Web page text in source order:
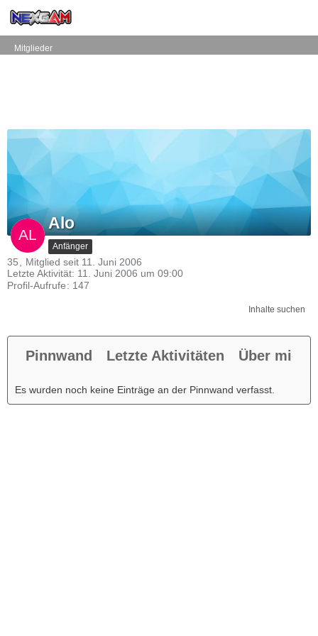
Mitglieder
Alo
Anfänger
35
Mitglied seit 11. Juni 2006
Letzte Aktivität: 11. Juni 2006 um 09:00
Profil-Aufrufe
147
Inhalte suchen
Pinnwand Letzte Aktivitäten Über mich
Es wurden noch keine Einträge an der Pinnwand verfasst.